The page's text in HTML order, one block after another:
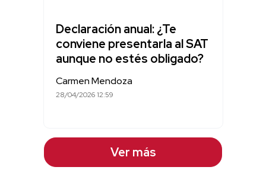
Declaración anual: ¿Te
conviene presentarla al SAT
aunque no estés obligado?
Carmen Mendoza
28/04/2026 12:59
Ver más